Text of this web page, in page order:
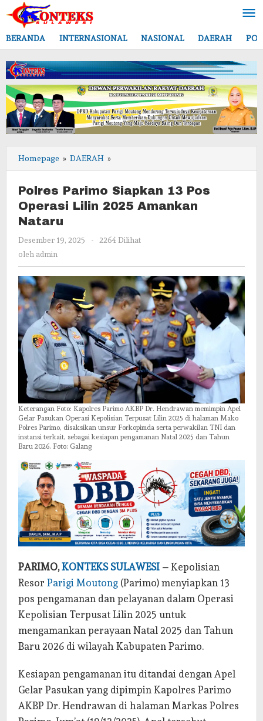
Lewati
ke
konten
BERANDA
INTERNASIONAL NASIONAL DAERAH
Homepage » DAERAH »
Parimo
13
Pos
2025
Nataru
Polres Parimo Siapkan 13 Pos
Operasi Lilin 2025 Amankan
Nataru
Desember 19, 2025
oleh
-
2264 Dilihat
oleh admin
Keterangan Foto: Kapolres Parimo AKBP Dr. Hendrawan memimpin Apel
Gelar Pasukan Operasi Kepolisian Terpusat Lilin 2025 di halaman Mako
Polres Parimo, disaksikan unsur Forkopimda serta perwakilan TNI dan
instansi terkait, sebagai kesiapan pengamanan Natal 2025 dan Tahun
Baru 2026. Foto: Galang
PARIMO,KONTEKS SULAWESI – Kepolisian
Resor Parigi Moutong (Parimo) menyiapkan 13
pos pengamanan dan pelayanan dalam Operasi
Kepolisian Terpusat Lilin 2025 untuk
mengamankan perayaan Natal 2025 dan Tahun
Baru 2026 di wilayah Kabupaten Parimo.
Kesiapan pengamanan itu ditandai dengan Apel
Gelar Pasukan yang dipimpin Kapolres Parimo
AKBP Dr. Hendrawan di halaman Markas Polres